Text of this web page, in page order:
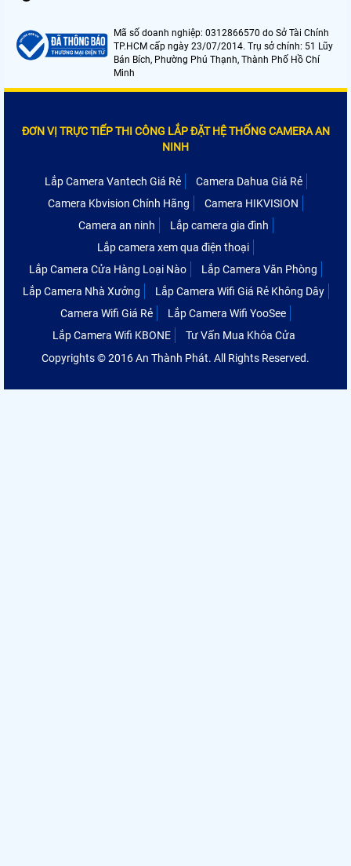
Mã số doanh nghiệp: 0312866570 do Sở Tài Chính
TP.HCM cấp ngày 23/07/2014. Trụ sở chính: 51 Lũy
Bán Bích, Phường Phú Thạnh, Thành Phố Hồ Chí
Minh
ĐƠN VỊ TRỰC TIẾP THI CÔNG LẮP ĐẶT HỆ THỐNG CAMERA AN
NINH
Lắp Camera Vantech Giá Rẻ
Camera Dahua Giá Rẻ
Camera Kbvision Chính Hãng
Camera HIKVISION
Camera an ninh
Lắp camera gia đình
Lắp camera xem qua điện thoại
Lắp Camera Cửa Hàng Loại Nào
Lắp Camera Văn Phòng
Lắp Camera Nhà Xưởng
Lắp Camera Wifi Giá Rẻ Không Dây
Camera Wifi Giá Rẻ
Lắp Camera Wifi YooSee
Lắp Camera Wifi KBONE
Tư Vấn Mua Khóa Cửa
Copyrights © 2016 An Thành Phát. All Rights Reserved.